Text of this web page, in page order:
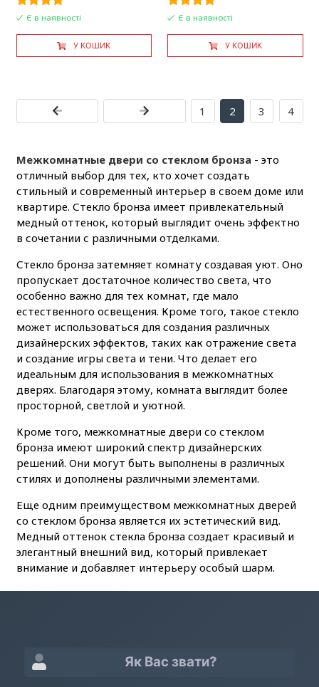
Є в наявності
У КОШИК
Є в наявності
У КОШИК
1 2 3 4
Межкомнатные двери со стеклом бронза- это
отличный выбор для тех, кто хочет создать
стильный и современный интерьер в своем доме или
квартире. Стекло бронза имеет привлекательный
медный оттенок, который выглядит очень эффектно
в сочетании с различными отделками.
Стекло бронза затемняет комнату создавая уют. Оно
пропускает достаточное количество света, что
особенно важно для тех комнат, где мало
естественного освещения. Кроме того, такое стекло
может использоваться для создания различных
дизайнерских эффектов, таких как отражение света
и создание игры света и тени. Что делает его
идеальным для использования в межкомнатных
дверях. Благодаря этому, комната выглядит более
просторной, светлой и уютной.
Кроме того, межкомнатные двери со стеклом
бронза имеют широкий спектр дизайнерских
решений. Они могут быть выполнены в различных
стилях и дополнены различными элементами.
Еще одним преимуществом межкомнатных дверей
со стеклом бронза является их эстетический вид.
Медный оттенок стекла бронза создает красивый и
элегантный внешний вид, который привлекает
внимание и добавляет интерьеру особый шарм.